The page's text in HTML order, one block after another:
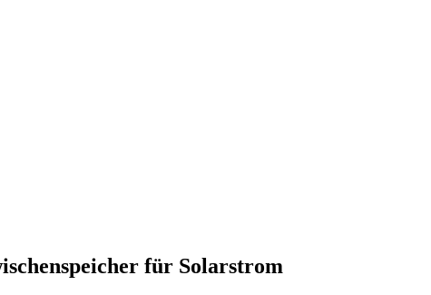
für Solarstrom